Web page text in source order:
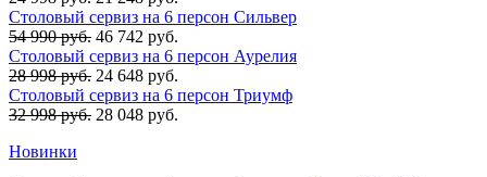
Столовый сервиз на 6 персон Сильвер
54 990 руб. 46 742 руб.
Столовый сервиз на 6 персон Аурелия
28 998 руб. 24 648 руб.
Столовый сервиз на 6 персон Триумф
32 998 руб. 28 048 руб.
Новинки